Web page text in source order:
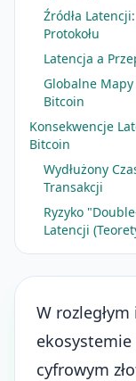
Źródła
Protokołu
Latencja a
Globalne
Bitcoin
Konsekwencje
Bitcoin
Wydłużony
Transakcji
Ryzyko
Latencji
W
cyfrowym